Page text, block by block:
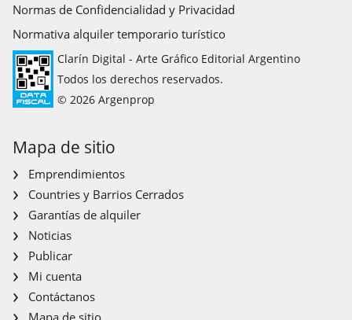
Normas de Confidencialidad y Privacidad
Normativa alquiler temporario turístico
Clarín Digital - Arte Gráfico Editorial Argentino
Todos los derechos reservados.
© 2026 Argenprop
Mapa de sitio
Emprendimientos
Countries y Barrios Cerrados
Garantías de alquiler
Noticias
Publicar
Mi cuenta
Contáctanos
Mapa de sitio